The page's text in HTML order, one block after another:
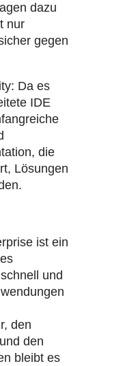
dazu
nur
gegen
Da es
IDE
die
Lösungen
ist ein
und
den
den
bleibt es